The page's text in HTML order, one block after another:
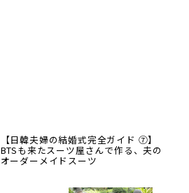
【日韓夫婦の結婚式完全ガイド ⑦】
BTSも来たスーツ屋さんで作る、夫の
オーダーメイドスーツ